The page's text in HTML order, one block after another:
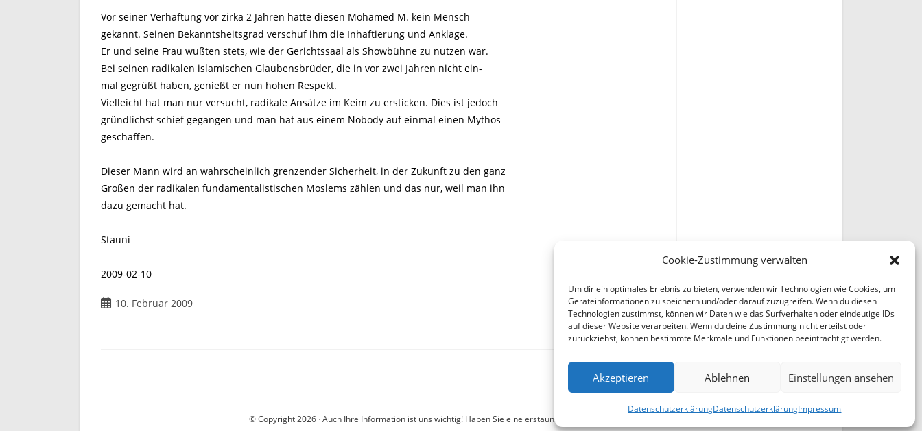
Cookie-Zustimmung verwalten
Um dir ein optimales Erlebnis zu bieten, verwenden wir Technologien wie Cookies, um
Geräteinformationen zu speichern und/oder darauf zuzugreifen. Wenn du diesen
Technologien zustimmst, können wir Daten wie das Surfverhalten oder eindeutige IDs
auf dieser Website verarbeiten. Wenn du deine Zustimmung nicht erteilst oder
zurückziehst, können bestimmte Merkmale und Funktionen beeinträchtigt werden.
Akzeptieren Ablehnen Einstellungen ansehen
DatenschutzerklärungDatenschutzerklärungImpressum
Vor seiner Verhaftung vor zirka 2 Jahren hatte diesen Mohamed M. kein Mensch
gekannt. Seinen Bekanntsheitsgrad verschuf ihm die Inhaftierung und Anklage.
Er und seine Frau wußten stets, wie der Gerichtssaal als Showbühne zu nutzen war.
Bei seinen radikalen islamischen Glaubensbrüder, die in vor zwei Jahren nicht ein-
mal gegrüßt haben, genießt er nun hohen Respekt.
Vielleicht hat man nur versucht, radikale Ansätze im Keim zu ersticken. Dies ist jedoch
gründlichst schief gegangen und man hat aus einem Nobody auf einmal einen Mythos
geschaffen.
Dieser Mann wird an wahrscheinlich grenzender Sicherheit, in der Zukunft zu den ganz
Großen der radikalen fundamentalistischen Moslems zählen und das nur, weil man ihn
dazu gemacht hat.
Stauni
2009-02-10
Beitrag10. Februar 2009
© Copyright 2026 · Auch Ihre Information ist uns wichtig! Haben Sie eine erstaunliche Story: Mailen Sie uns Bitte